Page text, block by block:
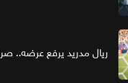
ريال مدريد يرفع عرضه..